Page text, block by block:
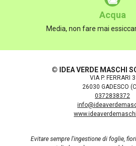
Acqua
Media, non fare mai
© IDEA VERDE MASCHI
VIA P. FERRARI 3
26030 GADESCO
0372838372
Evitare sempre l'ingestione di foglie,